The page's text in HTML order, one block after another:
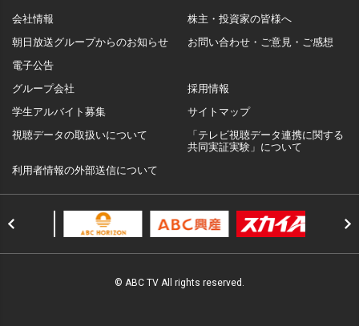
会社情報
株主・投資家の皆様へ
朝日放送グループからのお知らせ
お問い合わせ・ご意見・ご感想
電子公告
グループ会社
採用情報
学生アルバイト募集
サイトマップ
視聴データの取扱いについて
「テレビ視聴データ連携に関する
共同実証実験」について
利用者情報の外部送信について
© ABC TV All rights reserved.